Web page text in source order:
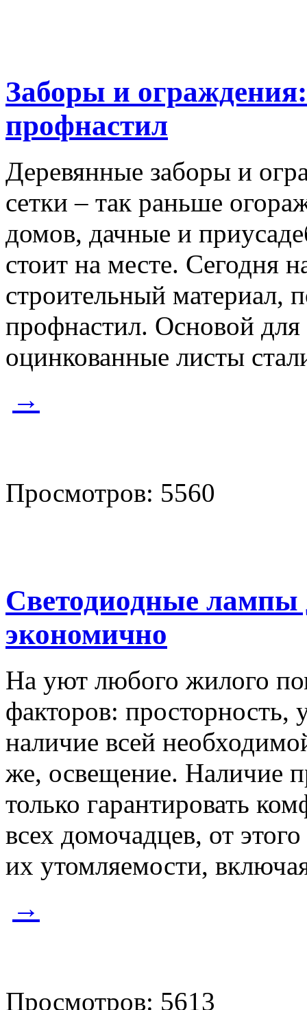
Заборы и
профнастил
Деревянные заборы и
сетки – так раньше
домов, дачные и
стоит на месте. Сегодня
строительный материал,
профнастил. Основой для
оцинкованные листы
→
Просмотров: 5560
Светодиодные лампы
экономично
На уют любого жилого
факторов: просторность,
наличие всей
же, освещение. Наличие
только гарантировать
всех домочадцев, от
их утомляемости,
→
Просмотров: 5613